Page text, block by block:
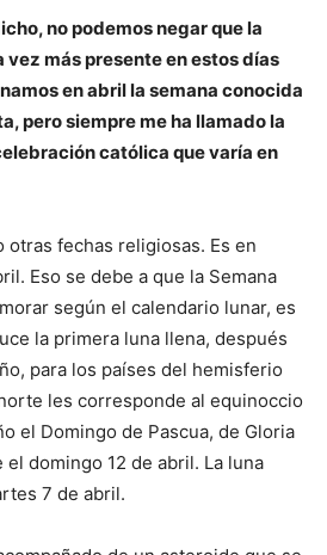
no podemos negar que la
más presente en estos días
en abril la semana conocida
pero siempre me ha llamado la
católica que varía en
otras fechas religiosas. Es en
Eso se debe a que la Semana
según el calendario lunar, es
la primera luna llena, después
para los países del hemisferio
les corresponde al equinoccio
el Domingo de Pascua, de Gloria
domingo 12 de abril. La luna
7 de abril.